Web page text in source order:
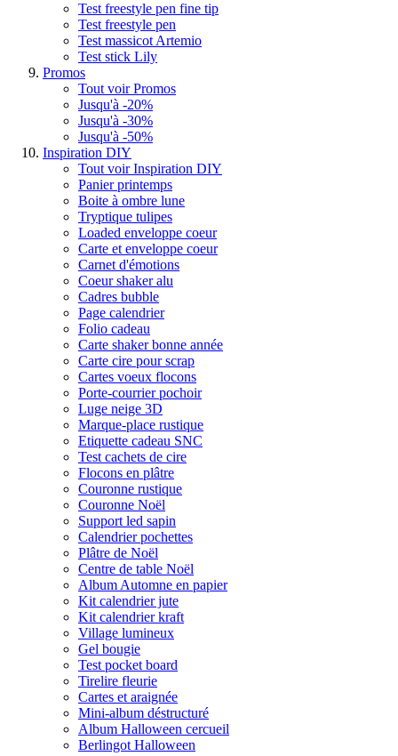
Test freestyle pen fine tip
Test freestyle pen
Test massicot Artemio
Test stick Lily
Promos
Tout voir Promos
Jusqu'à -20%
Jusqu'à -30%
Jusqu'à -50%
Inspiration DIY
Tout voir Inspiration DIY
Panier printemps
Boite à ombre lune
Tryptique tulipes
Loaded enveloppe coeur
Carte et enveloppe coeur
Carnet d'émotions
Coeur shaker alu
Cadres bubble
Page calendrier
Folio cadeau
Carte shaker bonne année
Carte cire pour scrap
Cartes voeux flocons
Porte-courrier pochoir
Luge neige 3D
Marque-place rustique
Etiquette cadeau SNC
Test cachets de cire
Flocons en plâtre
Couronne rustique
Couronne Noël
Support led sapin
Calendrier pochettes
Plâtre de Noël
Centre de table Noël
Album Automne en papier
Kit calendrier jute
Kit calendrier kraft
Village lumineux
Gel bougie
Test pocket board
Tirelire fleurie
Cartes et araignée
Mini-album déstructuré
Album Halloween cercueil
Berlingot Halloween